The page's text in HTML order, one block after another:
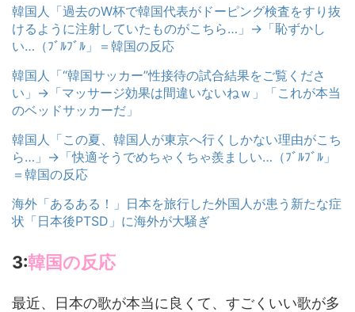
韓国人「過去のW杯で韓国代表がドーピング検査をすり抜
けるように注射していたものがこちら…」→「恥ずかし
い…（ﾌﾞﾙﾌﾞﾙ」＝韓国の反応
韓国人「“韓国サッカー”性接待の試合結果をご覧くださ
い」→「マッサージ効果は間違いないねｗ」「これが本当
のベッドサッカーだ」
韓国人「この夏、韓国人が東京へ行くしかない理由がこち
ら…」→「快適そうでめちゃくちゃ羨ましい…（ﾌﾞﾙﾌﾞﾙ」
＝韓国の反応
海外「あるある！」日本を旅行した外国人が患う新たな症
状「日本後PTSD」に海外が大騒ぎ
3:韓国の反応
最近、日本の歌が本当に良くて、すごくいい歌が多